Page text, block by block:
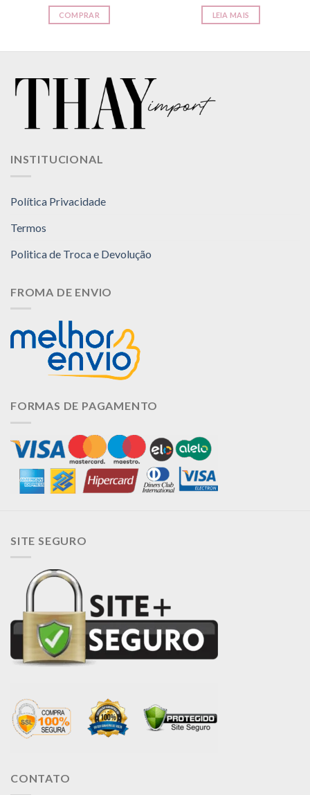
COMPRAR LEIA MAIS
INSTITUCIONAL
Política Privacidade
Termos
Politica de Troca e Devolução
FROMA DE ENVIO
FORMAS DE PAGAMENTO
SITE SEGURO
CONTATO